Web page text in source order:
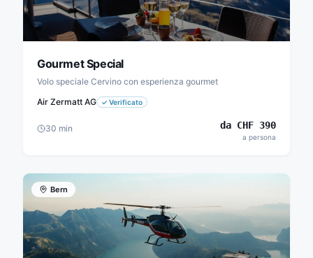
Gourmet Special
Volo speciale Cervino con esperienza gourmet
Air Zermatt AG
✓ Verificato
30 min da CHF 390
a persona
Bern